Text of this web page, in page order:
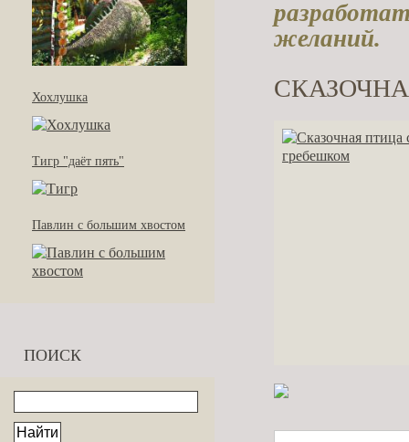
Хохлушка
Тигр "даёт пять"
Павлин с большим хвостом
ПОИСК
желаний.